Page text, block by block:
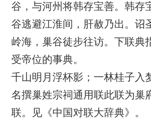
谷，与河州将韩存宝善。韩存
谷逃避江淮间，肝赦乃出。诏
岭海，巢谷徒步往访。下联典
受帝位的事典。
千山明月浮杯影；一林桂子
名撰巢姓宗祠通用联此联为巢
联。见《中国对联大辞典》。